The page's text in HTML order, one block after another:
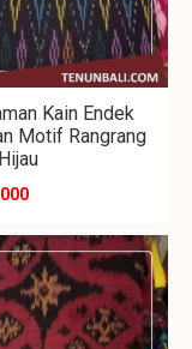
Kain Endek
Motif Rangrang